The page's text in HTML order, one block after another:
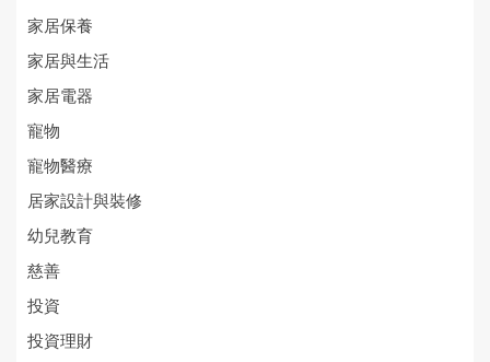
家居保養
家居與生活
家居電器
寵物
寵物醫療
居家設計與裝修
幼兒教育
慈善
投資
投資理財